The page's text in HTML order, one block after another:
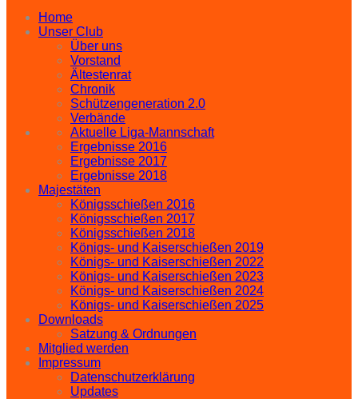
Home
Unser Club
Über uns
Vorstand
Ältestenrat
Chronik
Schützengeneration 2.0
Verbände
Aktuelle Liga-Mannschaft
Ergebnisse 2016
Ergebnisse 2017
Ergebnisse 2018
Majestäten
Königsschießen 2016
Königsschießen 2017
Königsschießen 2018
Königs- und Kaiserschießen 2019
Königs- und Kaiserschießen 2022
Königs- und Kaiserschießen 2023
Königs- und Kaiserschießen 2024
Königs- und Kaiserschießen 2025
Downloads
Satzung & Ordnungen
Mitglied werden
Impressum
Datenschutzerklärung
Updates